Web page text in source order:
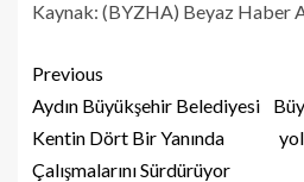
Kaynak: (BYZHA) Beyaz Haber
Previous
Aydın Büyükşehir Belediyesi
Kentin Dört Bir Yanında
Çalışmalarını Sürdürüyor